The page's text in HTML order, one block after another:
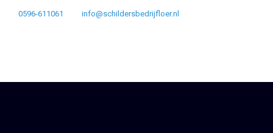
0596-611061 info@schildersbedrijfloer.nl